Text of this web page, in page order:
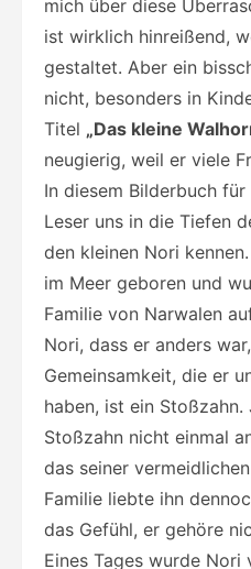
mich über diese
ist wirklich hinreißend,
gestaltet. Aber ein
nicht, besonders in
Titel „Das kleine
neugierig, weil er viele
In diesem Bilderbuch
Leser uns in die Tiefen
den kleinen Nori
im Meer geboren und
Familie von Narwalen
Nori, dass er anders
Gemeinsamkeit, die er
haben, ist ein
Stoßzahn nicht einmal
das seiner
Familie liebte ihn
das Gefühl, er gehöre
Eines Tages wurde Nori